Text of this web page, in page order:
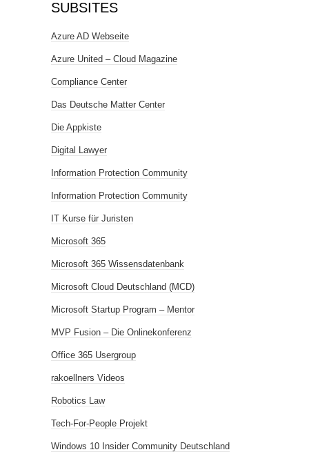
SUBSITES
Azure AD Webseite
Azure United – Cloud Magazine
Compliance Center
Das Deutsche Matter Center
Die Appkiste
Digital Lawyer
Information Protection Community
Information Protection Community
IT Kurse für Juristen
Microsoft 365
Microsoft 365 Wissensdatenbank
Microsoft Cloud Deutschland (MCD)
Microsoft Startup Program – Mentor
MVP Fusion – Die Onlinekonferenz
Office 365 Usergroup
rakoellners Videos
Robotics Law
Tech-For-People Projekt
Windows 10 Insider Community Deutschland